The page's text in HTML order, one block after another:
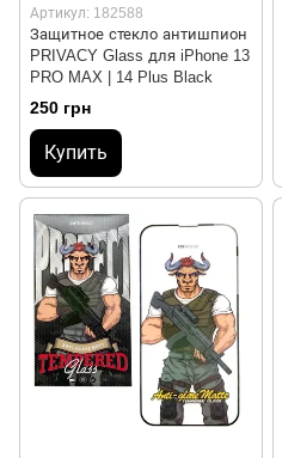
Артикул: 182588
Защитное стекло антишпион
PRIVACY Glass для iPhone 13
PRO MAX | 14 Plus Black
250 грн
Купить